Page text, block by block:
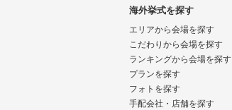
海外挙式を探す
エリアから会場を探す
こだわりから会場を探す
ランキングから会場を探す
プランを探す
フォトを探す
手配会社・店舗を探す